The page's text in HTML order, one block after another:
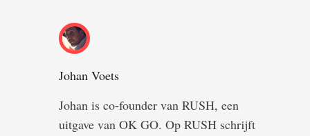
Johan Voets
Johan is co-founder van RUSH, een
uitgave van OK GO. Op RUSH schrijft